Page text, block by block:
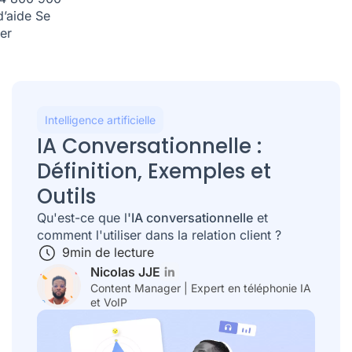
Se
Intelligence artificielle
IA Conversationnelle :
Définition, Exemples et
Outils
Qu'est-ce que l'IA conversationnelle et
comment l'utiliser dans la relation client ?
9min de lecture
Nicolas JJE
Content Manager | Expert en téléphonie IA
et VoIP